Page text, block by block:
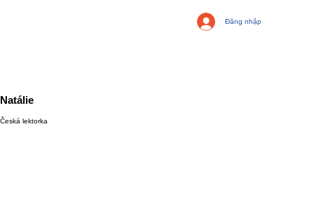
Đăng nhập
Natálie
Česká lektorka